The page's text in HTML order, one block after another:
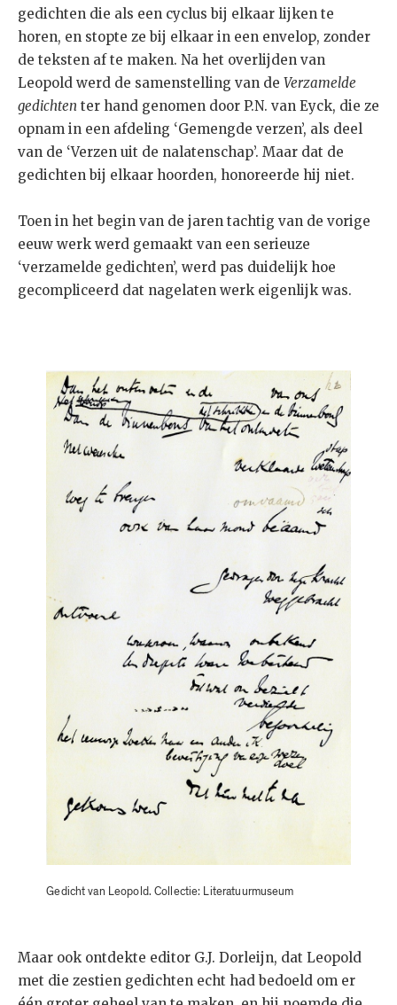
gedichten die als een cyclus bij elkaar lijken te
horen, en stopte ze bij elkaar in een envelop, zonder
de teksten af te maken. Na het overlijden van
Leopold werd de samenstelling van de Verzamelde
gedichten ter hand genomen door P.N. van Eyck, die ze
opnam in een afdeling ‘Gemengde verzen’, als deel
van de ‘Verzen uit de nalatenschap’. Maar dat de
gedichten bij elkaar hoorden, honoreerde hij niet.
Toen in het begin van de jaren tachtig van de vorige
eeuw werk werd gemaakt van een serieuze
‘verzamelde gedichten’, werd pas duidelijk hoe
gecompliceerd dat nagelaten werk eigenlijk was.
Gedicht van Leopold. Collectie: Literatuurmuseum
Maar ook ontdekte editor G.J. Dorleijn, dat Leopold
met die zestien gedichten echt had bedoeld om er